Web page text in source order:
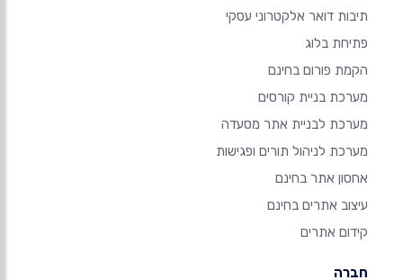
תיבות דואר אלקטרוני עסקי
פתיחת בלוג
הקמת פורום בחינם
מערכת בניית קורסים
מערכת לבניית אתר מסעדה
מערכת לניהול תורים ופגישות
אחסון אתר בחינם
עיצוב אתרים בחינם
קידום אתרים
חברה